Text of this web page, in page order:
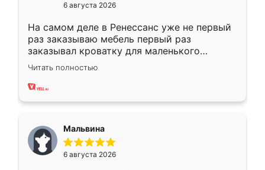
6 августа 2026
На самом деле в Ренессанс уже не первый
раз заказываю мебель первый раз
заказывал кроватку для маленького
ребёнка при его рождении ,во второй раз
заказал шкаф-купе. По качеству очень
хорошее сборка достаточно быстрая,
меньше, здесь же он более разнообразный.
Мне нравится ,если что-то потребуется из
мебели буду заказывать только здесь.
Читать полностью
Мальвина
6 августа 2026